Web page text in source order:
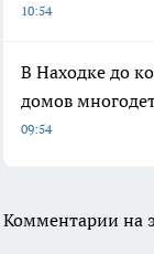
10:54
В Находке до
домов
09:54
Комментарии на